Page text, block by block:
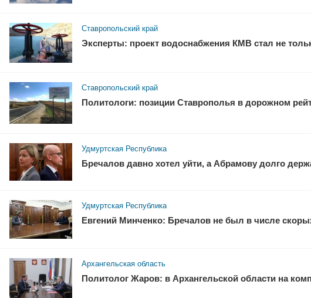
Ставропольский край
Эксперты: проект водоснабжения КМВ стал не
Ставропольский край
Политологи: позиции Ставрополья в дорожном
Удмуртская Республика
Бречалов давно хотел уйти, а Абрамову долго
Удмуртская Республика
Евгений Минченко: Бречалов не был в числе
Архангельская область
Политолог Жаров: в Архангельской области на